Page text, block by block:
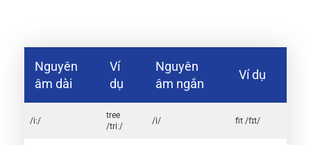
Nguyên
âm dài
Ví
dụ
Nguyên
âm ngắn
Ví dụ
/i:/
tree
/triː/
/i/ fit /fɪt/